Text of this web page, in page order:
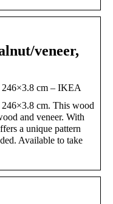
veneer,
cm – IKEA
cm. This wood
and veneer. With
a unique pattern
Available to take